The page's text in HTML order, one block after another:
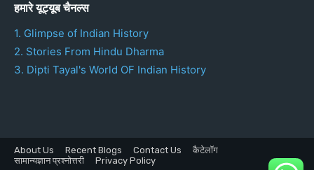
हमारे यूट्यूब चैनल्स
1. Glimpse of Indian History
2. Stories From Hindu Dharma
3. Dipti Tayal's World OF Indian History
About Us Recent Blogs Contact Us
कैटेलॉग
सामान्यज्ञान प्रश्नोत्तरी
Privacy Policy